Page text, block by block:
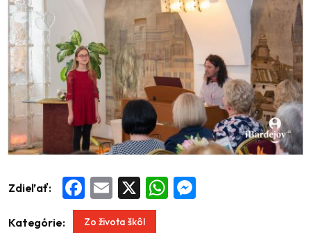
Zdieľať: Facebook
Email WhatsApp
Kategórie: Zo života škôl